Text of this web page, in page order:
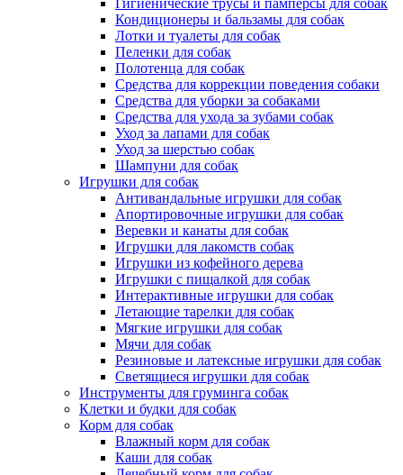
Гигиенические трусы и памперсы для собак
Кондиционеры и бальзамы для собак
Лотки и туалеты для собак
Пеленки для собак
Полотенца для собак
Средства для коррекции поведения собаки
Средства для уборки за собаками
Средства для ухода за зубами собак
Уход за лапами для собак
Уход за шерстью собак
Шампуни для собак
Игрушки для собак
Антивандальные игрушки для собак
Апортировочные игрушки для собак
Веревки и канаты для собак
Игрушки для лакомств собак
Игрушки из кофейного дерева
Игрушки с пищалкой для собак
Интерактивные игрушки для собак
Летающие тарелки для собак
Мягкие игрушки для собак
Мячи для собак
Резиновые и латексные игрушки для собак
Светящиеся игрушки для собак
Инструменты для груминга собак
Клетки и будки для собак
Корм для собак
Влажный корм для собак
Каши для собак